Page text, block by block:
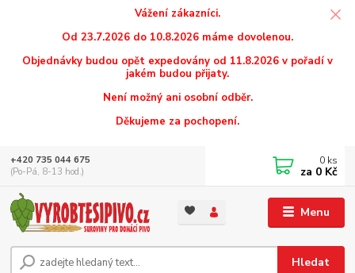
Vážení zákazníci.
Od 23.7.2026 do 10.8.2026 máme dovolenou.
Objednávky budou opět expedovány od 11.8.2026 v pořadí v
jakém budou přijaty.
Není možný ani osobní odběr.
Děkujeme za pochopení.
Menu
Hledat
+420 735 044 675
(Po-Pá, 8-13 hod.)
0 ks
za 0 Kč